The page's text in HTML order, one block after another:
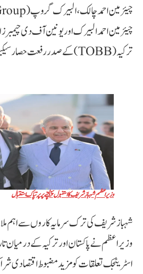
چیئرمین احمد البیرک اور یونین آف دی چیمبرز
ترکیہ (TOBB) کے صدر رفعت حصارسیکیعلو سے ہوئیں۔
وزیراعظم شہباز شریف کا استنبول پہنچنے پر پرتپاک استقبال
شہباز شریف کی ترک سرمایہ کاروں سے اہم
وزیراعظم نے پاکستان اور ترکیہ کے درمیان
اسٹریٹجک تعلقات کو مزید مضبوط اقتصادی